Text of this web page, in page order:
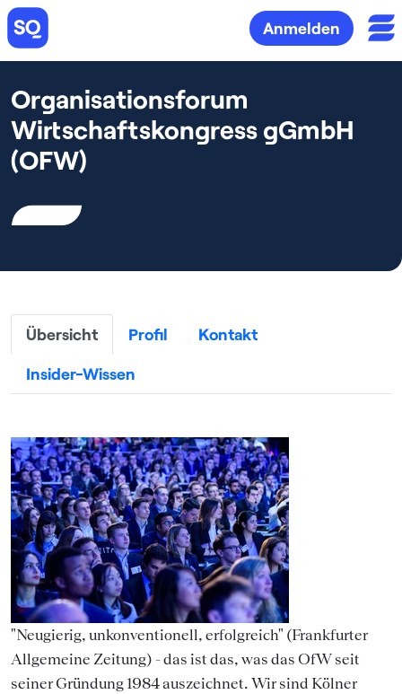
Anmelden
Organisationsforum
Wirtschaftskongress gGmbH
(OFW)
Übersicht Profil
Kontakt
Insider-Wissen
"Neugierig, unkonventionell, erfolgreich" (Frankfurter
Allgemeine Zeitung) - das ist das, was das OfW seit
seiner Gründung 1984 auszeichnet. Wir sind Kölner